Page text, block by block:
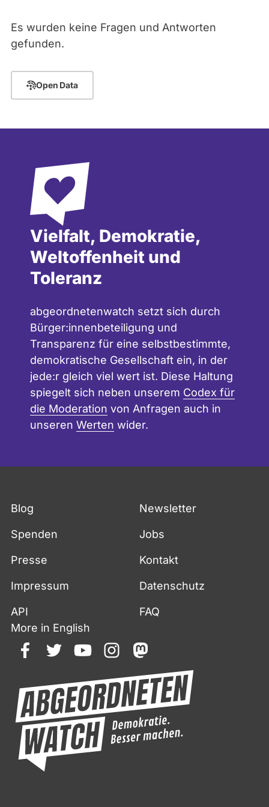
f
i
u
a
p
befragt
werden.
Thema
- Alle -
Antwort Status
- Alle -
Es wurden keine Fragen und Antworten
gefunden.
Open Data
Vielfalt, Demokratie,
Weltoffenheit und
Toleranz
abgeordnetenwatch setzt sich durch
Bürger:innenbeteiligung und
Transparenz für eine selbstbestimmte,
demokratische Gesellschaft ein, in der
jede:r gleich viel wert ist. Diese Haltung
spiegelt sich neben unserem Codex für
die Moderation von Anfragen auch in
unseren Werten wider.
Blog Newsletter
Spenden Jobs
Presse Kontakt
Impressum Datenschutz
API
FAQ
More in English
facebooktwitteryoutubeinstagrammastodon